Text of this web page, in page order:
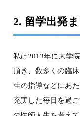
2. 留学出発
私は2013年に大学
頂き、数多くの臨
生の指導などにあ
充実した毎日を過